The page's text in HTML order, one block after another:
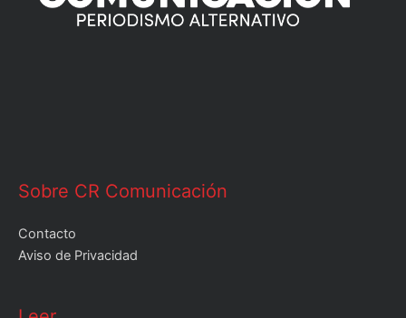
Sobre CR Comunicación
Contacto
Aviso de Privacidad
Leer